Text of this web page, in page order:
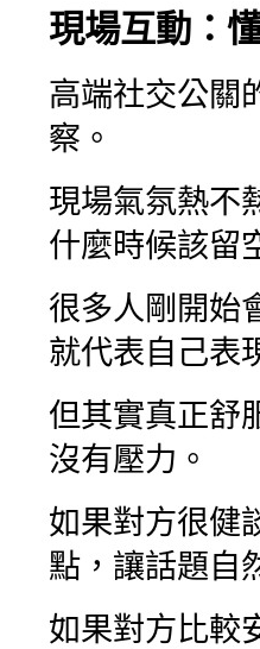
現場互動：
高端社交公關
察。
現場氣氛熱不
什麼時候該留
很多人剛開始
就代表自己表
但其實真正舒
沒有壓力。
如果對方很健
點，讓話題自
如果對方比較